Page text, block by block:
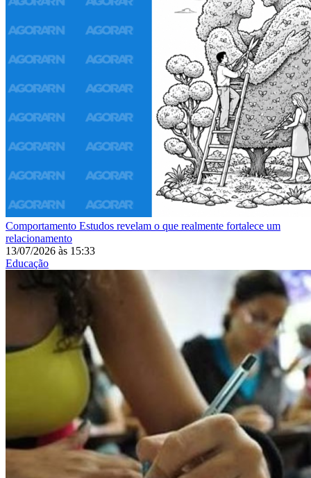
Comportamento Estudos revelam o que realmente fortalece um
relacionamento
13/07/2026 às 15:33
Educação